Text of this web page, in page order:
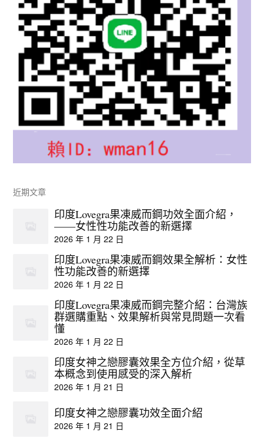
近期文章
印度Lovegra果凍威而鋼功效全面介紹，
——女性性功能改善的新選擇
2026 年 1 月 22 日
印度Lovegra果凍威而鋼效果全解析：女性
性功能改善的新選擇
2026 年 1 月 22 日
印度Lovegra果凍威而鋼完整介紹：台灣族
群選購重點、效果解析與常見問題一次看
懂
2026 年 1 月 22 日
印度女神之戀膠囊效果全方位介紹，從草
本概念到使用感受的深入解析
2026 年 1 月 21 日
印度女神之戀膠囊功效全面介紹
2026 年 1 月 21 日